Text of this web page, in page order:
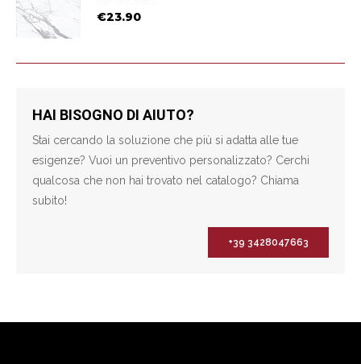
€23.90
HAI BISOGNO DI AIUTO?
Stai cercando la soluzione che più si adatta alle tue
esigenze? Vuoi un preventivo personalizzato? Cerchi
qualcosa che non hai trovato nel catalogo? Chiama
subito!
+39 3428047663